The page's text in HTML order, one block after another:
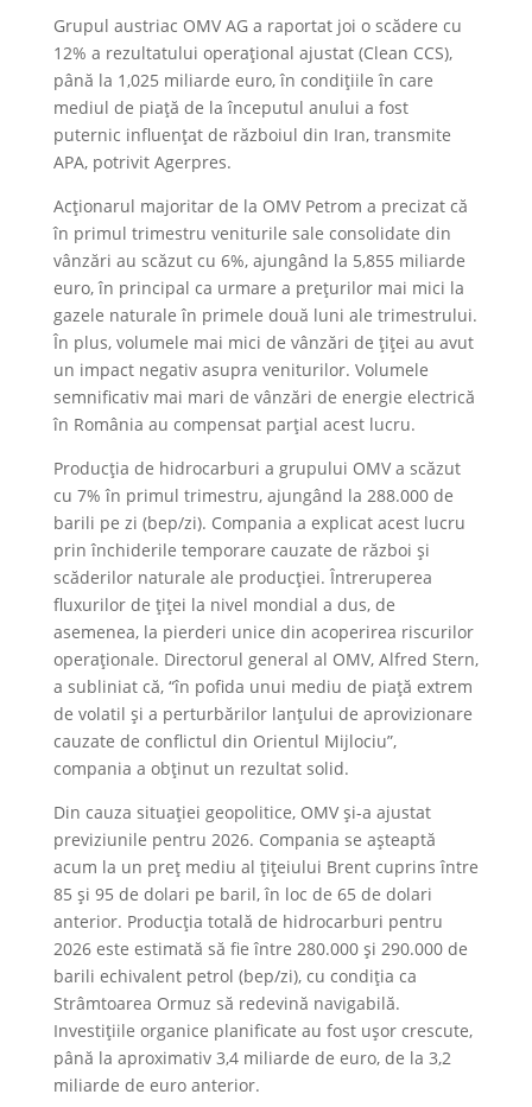
Grupul austriac OMV AG a raportat joi o scădere cu
12% a rezultatului operaţional ajustat (Clean CCS),
până la 1,025 miliarde euro, în condiţiile în care
mediul de piaţă de la începutul anului a fost
puternic influenţat de războiul din Iran, transmite
APA, potrivit Agerpres.
Acţionarul majoritar de la OMV Petrom a precizat că
în primul trimestru veniturile sale consolidate din
vânzări au scăzut cu 6%, ajungând la 5,855 miliarde
euro, în principal ca urmare a preţurilor mai mici la
gazele naturale în primele două luni ale trimestrului.
În plus, volumele mai mici de vânzări de ţiţei au avut
un impact negativ asupra veniturilor. Volumele
semnificativ mai mari de vânzări de energie electrică
în România au compensat parţial acest lucru.
Producţia de hidrocarburi a grupului OMV a scăzut
cu 7% în primul trimestru, ajungând la 288.000 de
barili pe zi (bep/zi). Compania a explicat acest lucru
prin închiderile temporare cauzate de război şi
scăderilor naturale ale producţiei. Întreruperea
fluxurilor de ţiţei la nivel mondial a dus, de
asemenea, la pierderi unice din acoperirea riscurilor
operaţionale. Directorul general al OMV, Alfred Stern,
a subliniat că, “în pofida unui mediu de piaţă extrem
de volatil şi a perturbărilor lanţului de aprovizionare
cauzate de conflictul din Orientul Mijlociu”,
compania a obţinut un rezultat solid.
Din cauza situaţiei geopolitice, OMV şi-a ajustat
previziunile pentru 2026. Compania se aşteaptă
acum la un preţ mediu al ţiţeiului Brent cuprins între
85 şi 95 de dolari pe baril, în loc de 65 de dolari
anterior. Producţia totală de hidrocarburi pentru
2026 este estimată să fie între 280.000 şi 290.000 de
barili echivalent petrol (bep/zi), cu condiţia ca
Strâmtoarea Ormuz să redevină navigabilă.
Investiţiile organice planificate au fost uşor crescute,
până la aproximativ 3,4 miliarde de euro, de la 3,2
miliarde de euro anterior.